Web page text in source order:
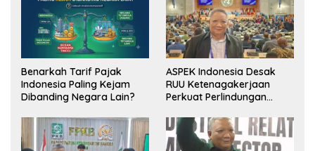
Benarkah Tarif Pajak
Indonesia Paling Kejam
Dibanding Negara Lain?
ASPEK Indonesia Desak
RUU Ketenagakerjaan
Perkuat Perlindungan
Pesangon